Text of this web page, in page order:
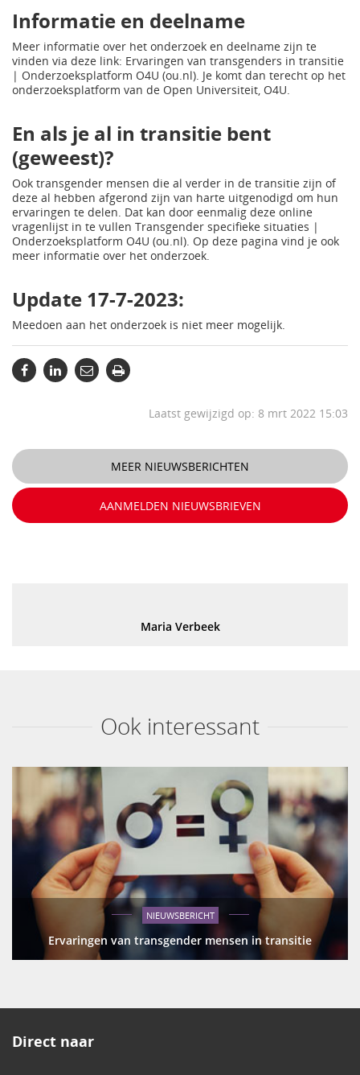
Informatie en deelname
Meer informatie over het onderzoek en deelname zijn te
vinden via deze link: Ervaringen van transgenders in transitie
| Onderzoeksplatform O4U (ou.nl). Je komt dan terecht op het
onderzoeksplatform van de Open Universiteit, O4U.
En als je al in transitie bent
(geweest)?
Ook transgender mensen die al verder in de transitie zijn of
deze al hebben afgerond zijn van harte uitgenodigd om hun
ervaringen te delen. Dat kan door eenmalig deze online
vragenlijst in te vullen Transgender specifieke situaties |
Onderzoeksplatform O4U (ou.nl). Op deze pagina vind je ook
meer informatie over het onderzoek.
Update 17-7-2023:
Meedoen aan het onderzoek is niet meer mogelijk.
Laatst gewijzigd op: 8 mrt 2022 15:03
MEER NIEUWSBERICHTEN
AANMELDEN NIEUWSBRIEVEN
Maria Verbeek
Ook interessant
NIEUWSBERICHT
Ervaringen van transgender mensen in transitie
Direct naar